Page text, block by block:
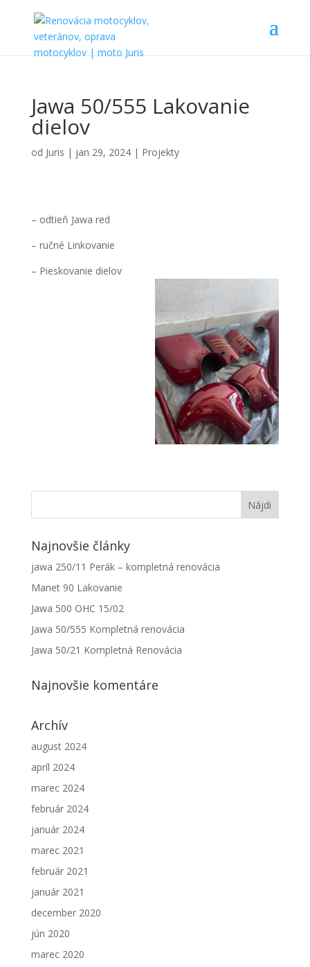
Jawa 50/555 Lakovanie
dielov
od Juris | jan 29, 2024| Projekty
– odtieň Jawa red
– ručné Linkovanie
– Pieskovanie dielov
Najnovšie články
jawa 250/11 Perák – kompletná renovácia
Manet 90 Lakovanie
Jawa 500 OHC 15/02
Jawa 50/555 Kompletná renovácia
Jawa 50/21 Kompletná Renovácia
Najnovšie komentáre
Archív
august 2024
apríl 2024
marec 2024
február 2024
január 2024
marec 2021
február 2021
január 2021
december 2020
jún 2020
marec 2020
cookie nie
Sú potrebné
fungovanie
webovej
stránky.
Štatistiky
Aby sme
zlepšiť
štruktúru
stránky na
spôsobu
používania
webovej
stránky.